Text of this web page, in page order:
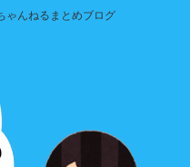
ゃんねるまとめブログ